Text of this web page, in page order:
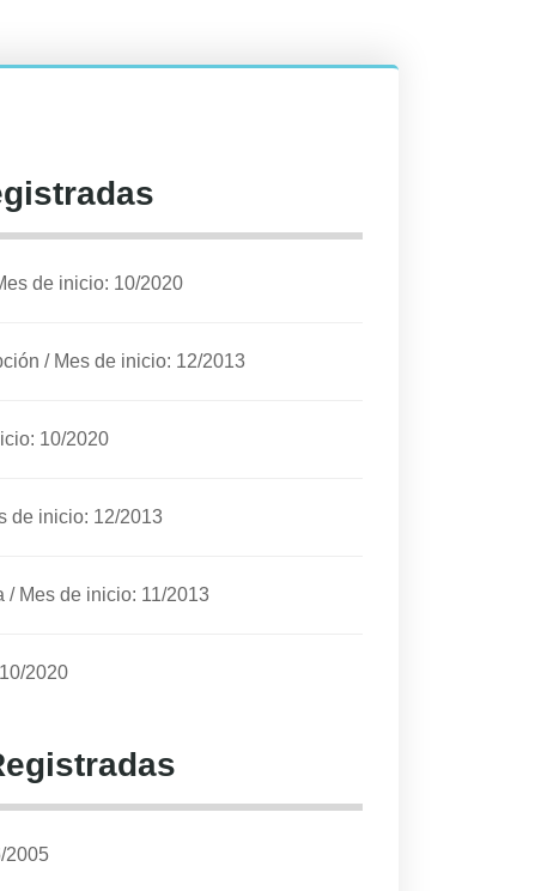
de inicio: 10/2020
/ Mes de inicio: 12/2013
10/2020
de inicio: 12/2013
/ Mes de inicio: 11/2013
2020
2005